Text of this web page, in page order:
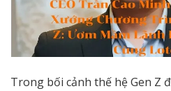
Trong bối cảnh thế hệ Gen Z